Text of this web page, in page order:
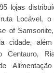
lojas
Locável, o
of
cidade,
Centauro,